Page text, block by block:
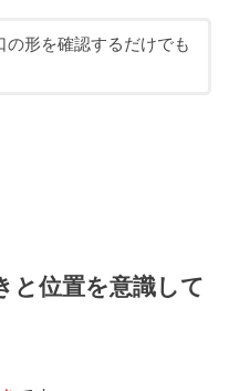
の形を確認するだけでも
位置を意識して